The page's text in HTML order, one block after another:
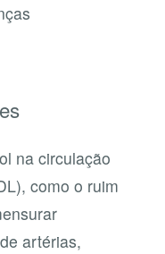
na circulação
como o ruim
artérias,